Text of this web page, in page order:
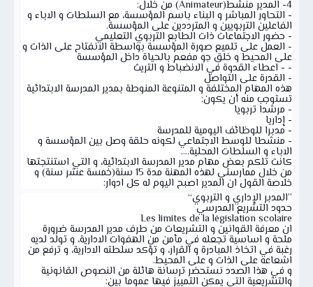
4- المدير منشط(Animateur) من خلال:
- التحاور المباشر و البناء باسم المؤسسة، مع السلطات و الاباء و
الفاعلين التربويين و المترددين على المؤسسة.
- حضور الاجتماعات ذات الطابع التربوي التعليمي
- العمل على تلميع صورة المؤسسة بواسطة الانفتاح على الذات و
على المحيط و خلق جو مفعم بالحياة داخل المؤسسة
- - اعطاء القدوة في الانضباط و التريث
- القدرة على التواصل
هذه المهام المختلفة و المتنوعة المنوطة بمدير المدرسة الابتدائية
تستوجب منه أن يكون:
- مرشدا تربويا
- إداريا
- مدبرا للوظائف اليومية للمدرسة
- منشطا للوسط الاجتماعي لكونه حلقة وصل بين المؤسسة و
الاباء و السلطات المحلية....
كانت تلكم بعض مهام مدير المدرسة الابتدائية، و التي استنتجتها
من خلال ممارستي لهذه المهنة مدة 15 سنة(خمسة عشر سنة) و
خلاصة القول ان المدير اصبح اليوم له كل ادوار:
”المدبر الإداري و التربوي“
حدود التشريع المدرسي
Les limites de la législation scolaire
ان معرفة القوانين و التشريعات من طرف مدير المدرسة ضرورة
ملحة و اساسية تجعله في مأمن من الهفوات الادارية، و تولد لديه
رغبة في اتخاذ المبادرة و القرار، و تؤكد سلطته الادارية، و ترفع من
اشعاعه على الذات و على المحيط.
و في هذا الصدد نستحضر ترسانة هائلة من النصوص القانونية
والتشريعية التي يمكن التمييز فيها عموما بين: